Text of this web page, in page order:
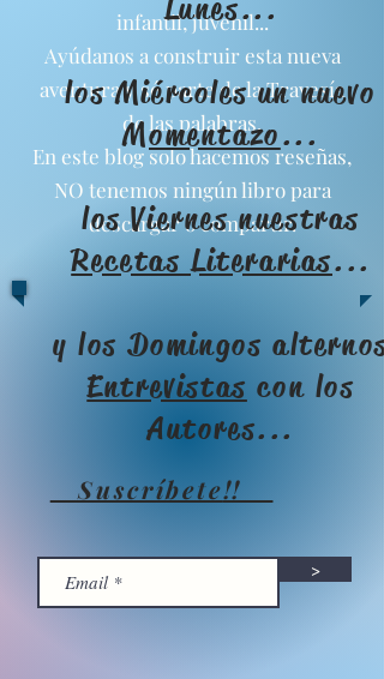
infantil, juvenil...
Ayúdanos a construir esta nueva
aventura y sé parte de la Travesía
de las palabras.
En este blog solo hacemos reseñas,
NO tenemos ningún libro para
descargar o compartir.
Lunes...
los Miércoles un nuevo
Momentazo...
los Viernes nuestras
Recetas Literarias...
y los Domingos alternos
Entrevistas con los
Autores...
Suscríbete!!
>